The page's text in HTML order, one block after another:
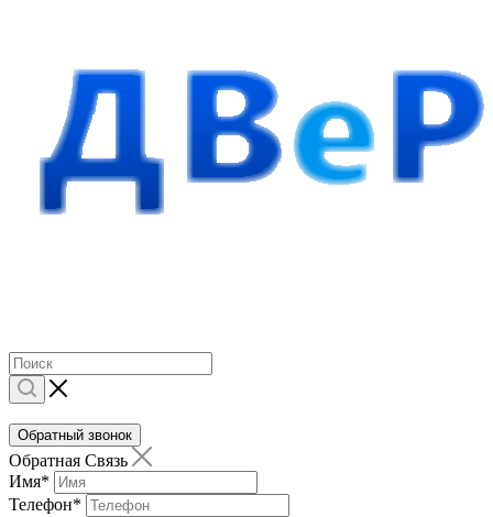
Обратный звонок
Обратная Связь
Имя*
Телефон*